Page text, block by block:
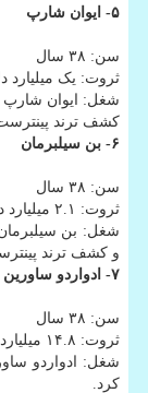
۵- ایوان شارپ
سن: ۳۸ سال
ثروت: یک میلیارد
شغل: ایوان شارپ
کشف ترند
۶- بن سیلبرمان
سن: ۳۸ سال
ثروت: ۲.۱ میلیارد دلار
شغل: بن
و کشف ترند
۷- ادواردو ساورین
سن: ۳۸ سال
ثروت: ۱۴.۸ میلیارد دلار
شغل: ادواردو
کرد.